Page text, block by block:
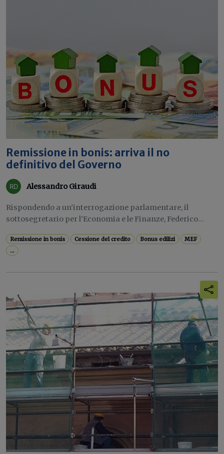
Remissione in bonis: arriva il no
definitivo del Governo
Alessandro Giraudi
Rispondendo a un'interrogazione parlamentare, il
sottosegretario per l’Economia e le Finanze, Federico...
Remissione in bonis Cessione del credito Bonus edilizi
MEF
...